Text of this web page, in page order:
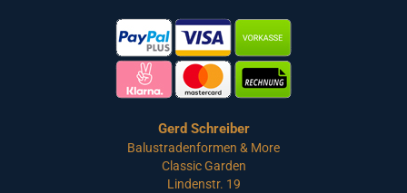
Gerd Schreiber
Balustradenformen & More
Classic Garden
Lindenstr. 19